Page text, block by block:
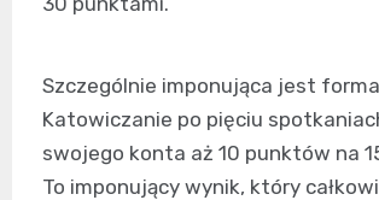
Szczególnie imponująca jest
Katowiczanie po pięciu
swojego konta aż 10 punktów na
To imponujący wynik, który